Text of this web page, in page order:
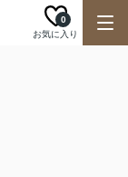
お気に入り
0